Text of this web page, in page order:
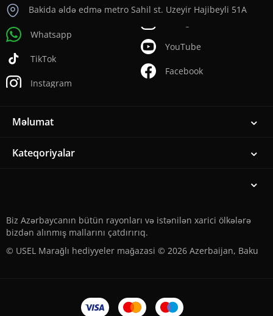
Bakida əldə edmə metro Sahil st. Uzeyir Hajibeyli 51A
Whatsapp
TikTok
Instagram
YouTube
Facebook
Məlumat
Kateqoriyalar
Biz Azərbaycanın bütün rayonları və istənilən xarici ölkələrə
bizdən alınmış mallarını çatdırırıq.
© USEL Marağlı hediyyeler mağazasi © 2026 Azerbaijan, Baku